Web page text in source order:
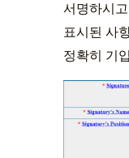
서명하시
표시된 사
정확히 기